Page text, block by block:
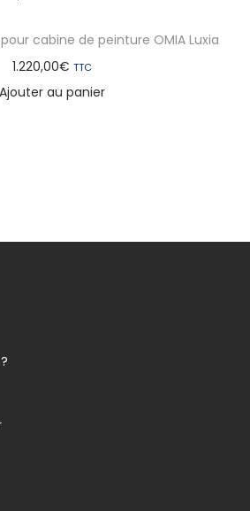
pour cabine de peinture OMIA Luxia
1.220,00€ TTC
Ajouter au panier